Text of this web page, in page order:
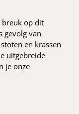
breuk op dit
gevolg van
en krassen
uitgebreide
je onze